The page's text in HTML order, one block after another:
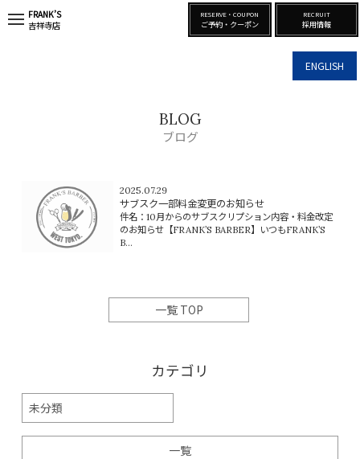
ENGLISH
FRANK’S
吉祥寺店
RESERVE・COUPON
ご予約・クーポン
RECRUIT
採用情報
BLOG
ブログ
2025.07.29
サブスク一部料金変更のお知らせ
件名：10月からのサブスクリプション内容・料金改定
のお知らせ【FRANK’S BARBER】いつもFRANK’S
B...
一覧 TOP
カテゴリ
未分類
一覧
t